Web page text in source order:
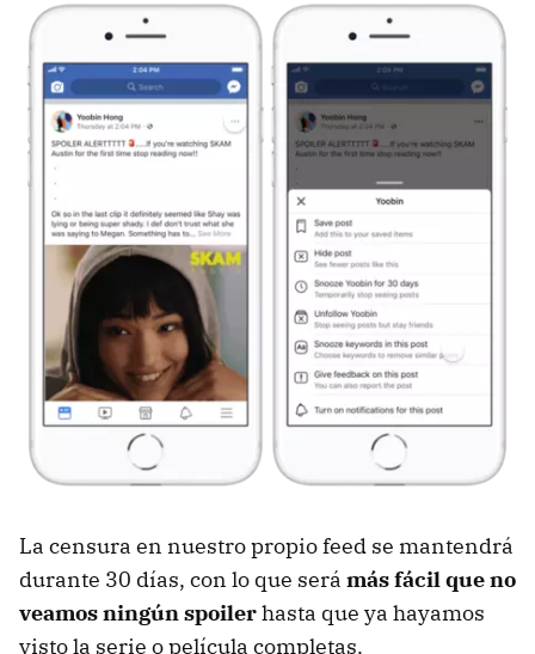
La censura en nuestro propio feed se mantendrá
durante 30 días, con lo que será más fácil que no
veamos ningún spoilerhasta que ya hayamos
visto la serie o película completas.